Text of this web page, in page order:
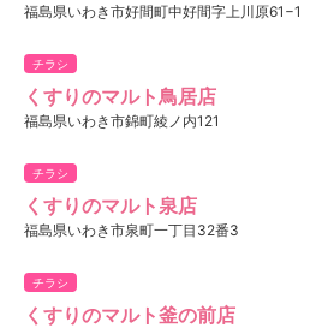
福島県いわき市好間町中好間字上川原61−1
チラシ
くすりのマルト鳥居店
福島県いわき市錦町綾ノ内121
チラシ
くすりのマルト泉店
福島県いわき市泉町一丁目32番3
チラシ
くすりのマルト釜の前店